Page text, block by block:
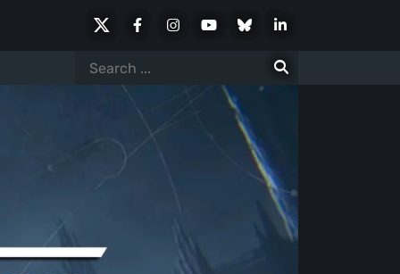
FacebookInstagramYoutubeBlueskyLinkedIn
Search
for: